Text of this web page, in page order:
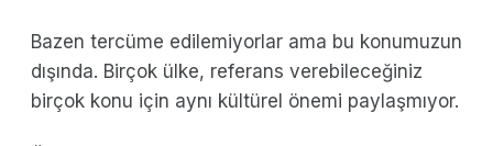
Bazen tercüme edilemiyorlar ama bu konumuzun
dışında. Birçok ülke, referans verebileceğiniz
birçok konu için aynı kültürel önemi paylaşmıyor.